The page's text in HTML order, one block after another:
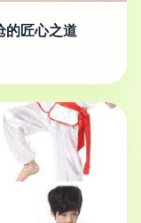
的匠心之道